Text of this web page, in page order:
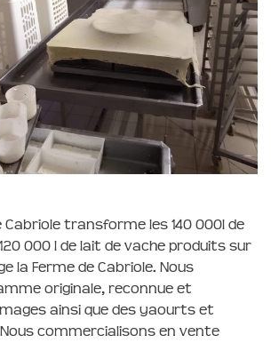
Cabriole transforme les 140 000l de
000 l de lait de vache produits sur
la Ferme de Cabriole. Nous
originale, reconnue et
ainsi que des yaourts et
commercialisons en vente